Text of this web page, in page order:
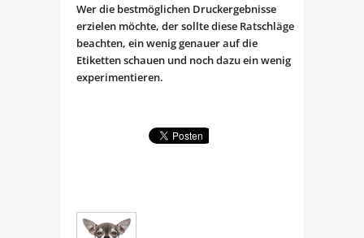
Wer die bestmöglichen Druckergebnisse
erzielen möchte, der sollte diese Ratschläge
beachten, ein wenig genauer auf die
Etiketten schauen und noch dazu ein wenig
experimentieren.